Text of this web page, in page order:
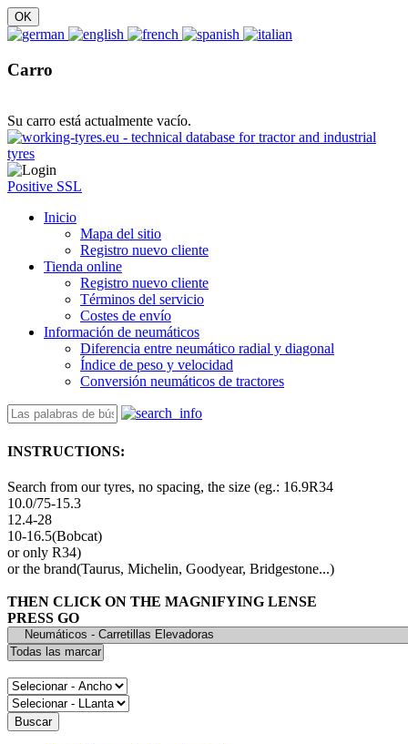
Carro
Su carro está actualmente vacío.
Positive SSL
Inicio
Mapa del sitio
Registro nuevo cliente
Tienda online
Registro nuevo cliente
Términos del servicio
Costes de envío
Información de neumáticos
Diferencia entre neumático radial y diagonal
Índice de peso y velocidad
Conversión neumáticos de tractores
INSTRUCTIONS:
Search from our tyres, no spacing, the size (eg.: 16.9R34
10.0/75-15.3
12.4-28
10-16.5(Bobcat)
or only R34)
or the brand(Taurus, Michelin, Goodyear, Bridgestone...)
THEN CLICK ON THE MAGNIFYING LENSE
PRESS GO